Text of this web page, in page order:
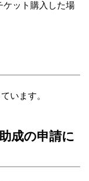
ケット購入した場
います。
成の申請に